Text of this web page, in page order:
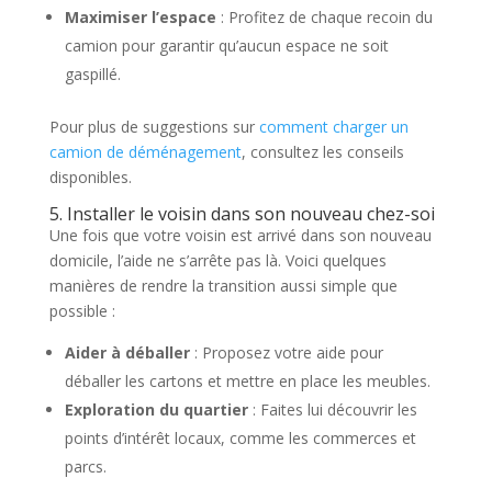
Maximiser l’espace : Profitez de chaque recoin du
camion pour garantir qu’aucun espace ne soit
gaspillé.
Pour plus de suggestions sur comment charger un
camion de déménagement, consultez les conseils
disponibles.
5. Installer le voisin dans son nouveau chez-soi
Une fois que votre voisin est arrivé dans son nouveau
domicile, l’aide ne s’arrête pas là. Voici quelques
manières de rendre la transition aussi simple que
possible :
Aider à déballer: Proposez votre aide pour
déballer les cartons et mettre en place les meubles.
Exploration du quartier: Faites lui découvrir les
points d’intérêt locaux, comme les commerces et
parcs.